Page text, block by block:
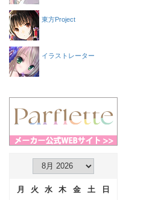
東方Project
イラストレーター
月 火 水 木 金 土
日